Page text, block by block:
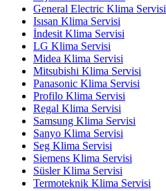
General Electric Klima Servisi
Isısan Klima Servisi
İndesit Klima Servisi
LG Klima Servisi
Midea Klima Servisi
Mitsubishi Klima Servisi
Panasonic Klima Servisi
Profilo Klima Servisi
Regal Klima Servisi
Samsung Klima Servisi
Sanyo Klima Servisi
Seg Klima Servisi
Siemens Klima Servisi
Süsler Klima Servisi
Termoteknik Klima Servisi